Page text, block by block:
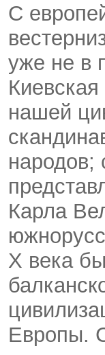
С
уже не в
нашей
народов;
Карла
Х века
Европы.